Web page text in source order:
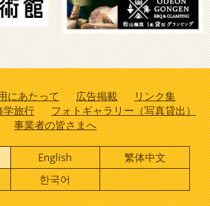
にあたって 広告掲載
リンク集
学旅行
フォトギャラリー（写真貸出）
事業者の皆さまへ
English
繁体中文
한국어